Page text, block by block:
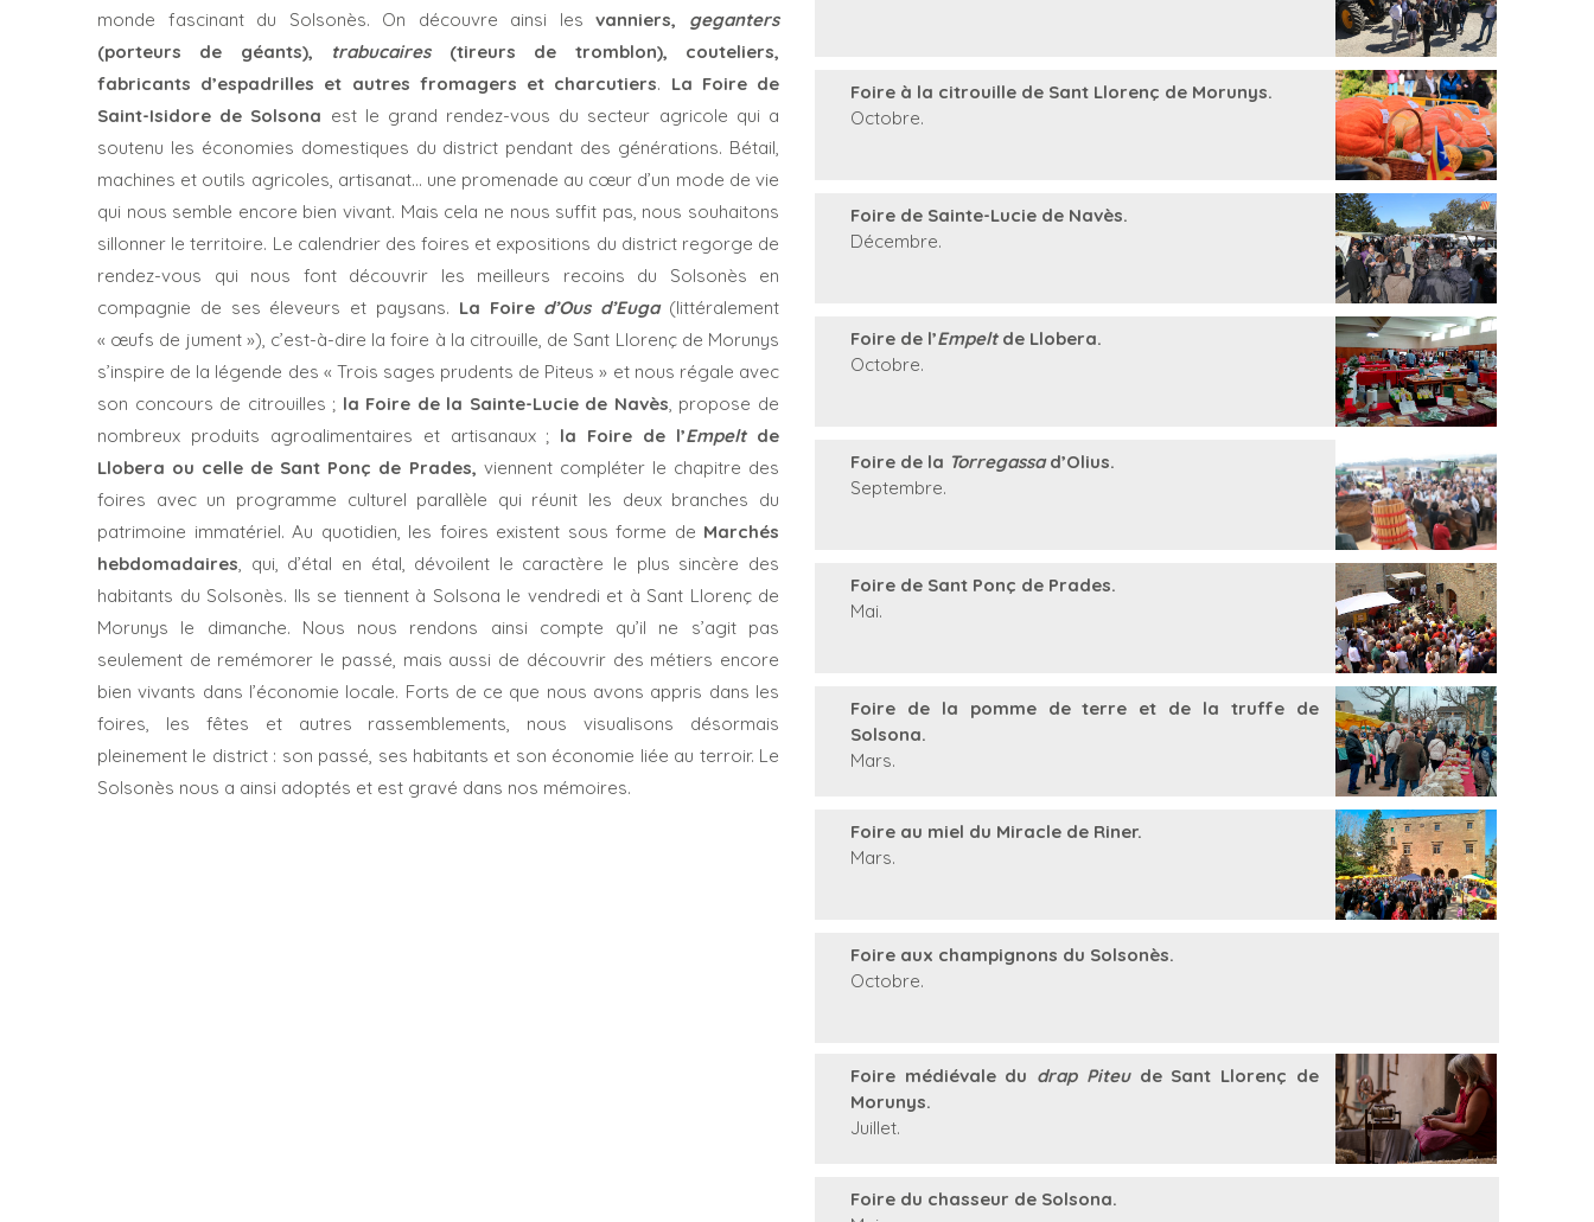
monde fascinant du Solsonès. On découvre ainsi lesvanniers, geganters
(porteurs de géants), trabucaires(tireurs de tromblon), couteliers,
fabricants d’espadrilles et autres fromagers et charcutiers. La Foire de
Saint-Isidore de Solsona est le grand rendez-vous du secteur agricole qui a
soutenu les économies domestiques du district pendant des générations. Bétail,
machines et outils agricoles, artisanat… une promenade au cœur d’un mode de vie
qui nous semble encore bien vivant. Mais cela ne nous suffit pas, nous souhaitons
sillonner le territoire. Le calendrier des foires et expositions du district regorge de
rendez-vous qui nous font découvrir les meilleurs recoins du Solsonès en
compagnie de ses éleveurs et paysans. La Foire d’Ous d’Euga(littéralement
« œufs de jument »), c’est-à-dire la foire à la citrouille, de Sant Llorenç de Morunys
s’inspire de la légende des « Trois sages prudents de Piteus » et nous régale avec
son concours de citrouilles ; la Foire de la Sainte-Lucie de Navès , propose de
nombreux produits agroalimentaires et artisanaux ; la Foire de l’Empeltde
Llobera ou celle de Sant Ponç de Prades, viennent compléter le chapitre des
foires avec un programme culturel parallèle qui réunit les deux branches du
patrimoine immatériel. Au quotidien, les foires existent sous forme de Marchés
hebdomadaires , qui, d’étal en étal, dévoilent le caractère le plus sincère des
habitants du Solsonès. Ils se tiennent à Solsona le vendredi et à Sant Llorenç de
Morunys le dimanche. Nous nous rendons ainsi compte qu’il ne s’agit pas
seulement de remémorer le passé, mais aussi de découvrir des métiers encore
bien vivants dans l’économie locale. Forts de ce que nous avons appris dans les
foires, les fêtes et autres rassemblements, nous visualisons désormais
pleinement le district : son passé, ses habitants et son économie liée au terroir. Le
Solsonès nous a ainsi adoptés et est gravé dans nos mémoires.
Foire à la citrouille de Sant Llorenç de Morunys.
Octobre.
Foire de Sainte-Lucie de Navès.
Décembre.
Foire de l’Empeltde Llobera.
Octobre.
Foire de la Torregassad’Olius.
Septembre.
Foire de Sant Ponç de Prades.
Mai.
Foire de la pomme de terre et de la truffe de
Solsona.
Mars.
Foire au miel du Miracle de Riner.
Mars.
Foire aux champignons du Solsonès.
Octobre.
Foire médiévale du drap Piteude Sant Llorenç de
Morunys.
Juillet.
Foire du chasseur de Solsona.